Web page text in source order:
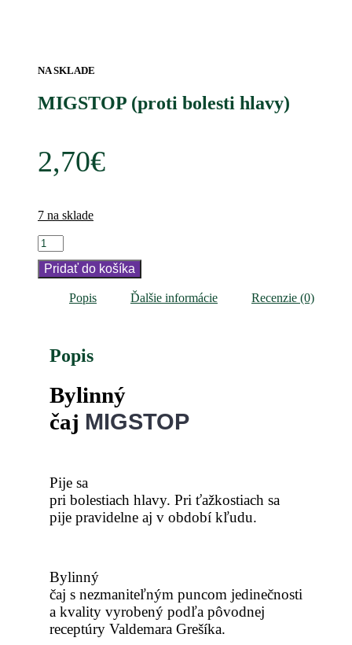
NA SKLADE
MIGSTOP (proti bolesti hlavy)
2,70€
7 na sklade
množstvo
MIGSTOP
(proti
Pridať do košíka
Popis Ďalšie informácie Recenzie (0)
Popis
Bylinný
čaj MIGSTOP
Pije sa
pri bolestiach hlavy. Pri ťažkostiach sa
pije pravidelne aj v období kľudu.
Bylinný
čaj s nezmaniteľným puncom jedinečnosti
a kvality vyrobený podľa pôvodnej
receptúry Valdemara Grešíka.